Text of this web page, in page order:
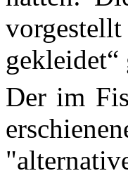
gekleidet“
Der im